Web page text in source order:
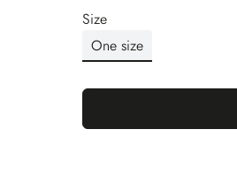
Size
One size